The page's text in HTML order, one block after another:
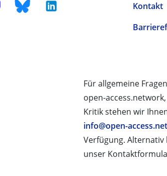
Kontakt
Für allgemeine
open-
Kritik stehen wir
info@open-
Verfügung. Alternativ
unser